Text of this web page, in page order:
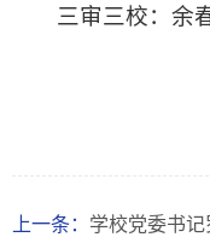
三审三校：余
上一条： 学校党委书